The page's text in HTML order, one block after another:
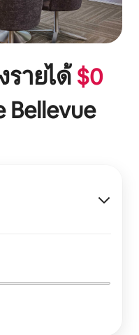
ายได้$0
Bellevue